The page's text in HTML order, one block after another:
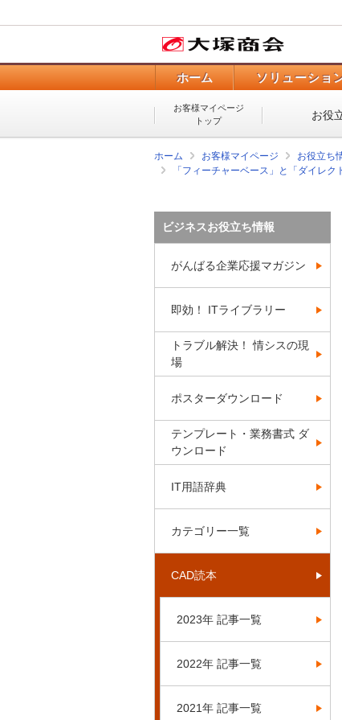
ホーム ソリューショ
お客様マイページ
トップ
お役
ホーム お客様マイページ お役立ち
「フィーチャーベース」と「ダイレ
ビジネスお役立ち情報
がんばる企業応援マガジン
即効！ ITライブラリー
トラブル解決！ 情シスの現
場
ポスターダウンロード
テンプレート・業務書式 ダ
ウンロード
IT用語辞典
カテゴリー一覧
CAD読本
2023年 記事一覧
2022年 記事一覧
2021年 記事一覧